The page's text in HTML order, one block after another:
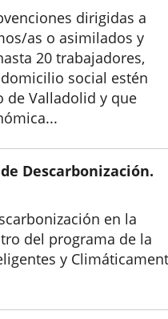
dirigidas a
as o asimilados y
20 trabajadores,
social estén
de Valladolid y que
Descarbonización.
en la
del programa de la
y